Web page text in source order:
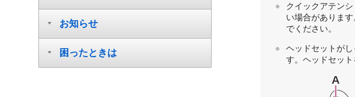
クイックアテン
い場合がありま
でください。
ヘッドセットが
す。ヘッドセッ
お知らせ
困ったときは